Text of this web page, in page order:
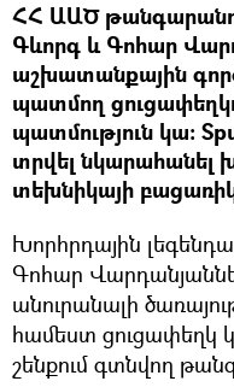
ՀՀ ԱԱԾ
Գևորգ և Գոհար
աշխատանքային
պատմող
պատմություն կա։
տրվել նկարահանել
տեխնիկայի բացառիկ
Խորհրդային
Գոհար
անուրանալի
համեստ ցուցափեղկ
շենքում գտնվող